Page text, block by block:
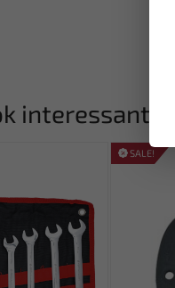
interessant:
SALE!